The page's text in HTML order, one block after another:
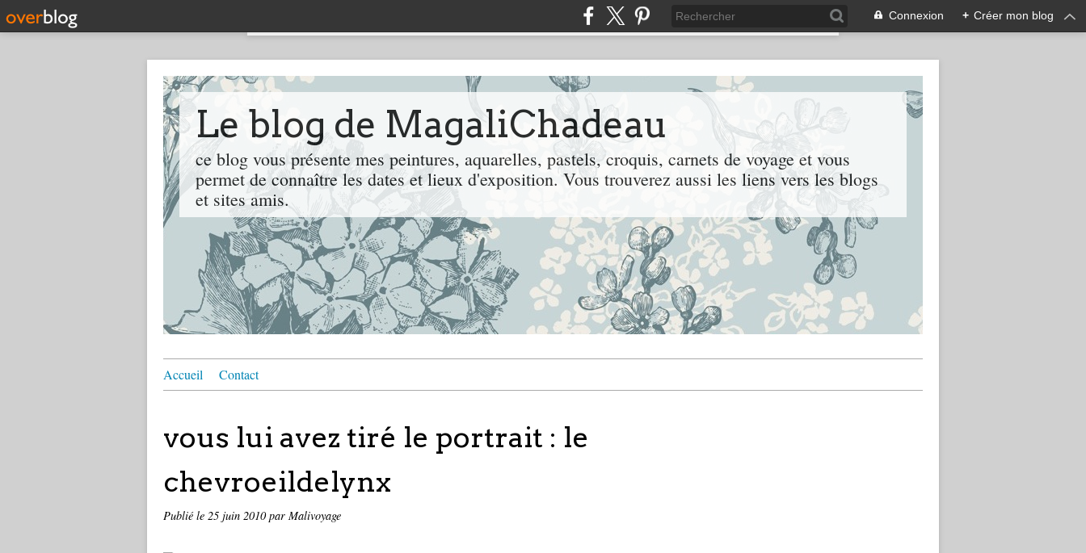
Connexion + Créer mon blog
Le blog de MagaliChadeau
ce blog vous présente mes peintures, aquarelles, pastels, croquis, carnets de voyage et vous
permet de connaître les dates et lieux d'exposition. Vous trouverez aussi les liens vers les blogs
et sites amis.
Accueil Contact
vous lui avez tiré le portrait : le
chevroeildelynx
Publié le 25 juin 2010par Malivoyage